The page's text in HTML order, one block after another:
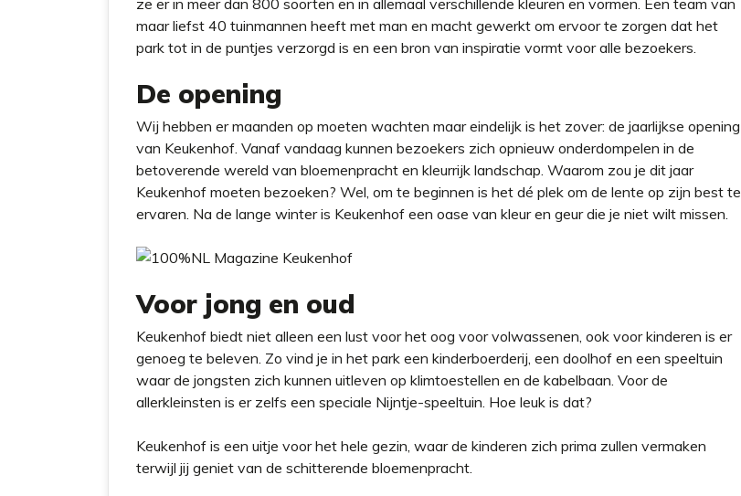
maar liefst 40 tuinmannen heeft met man en macht gewerkt om ervoor te zorgen dat het
park tot in de puntjes verzorgd is en een bron van inspiratie vormt voor alle bezoekers.
De opening
Wij hebben er maanden op moeten wachten maar eindelijk is het zover: de jaarlijkse opening
van Keukenhof. Vanaf vandaag kunnen bezoekers zich opnieuw onderdompelen in de
betoverende wereld van bloemenpracht en kleurrijk landschap. Waarom zou je dit jaar
Keukenhof moeten bezoeken? Wel, om te beginnen is het dé plek om de lente op zijn best te
ervaren. Na de lange winter is Keukenhof een oase van kleur en geur die je niet wilt missen.
Voor jong en oud
Keukenhof biedt niet alleen een lust voor het oog voor volwassenen, ook voor kinderen is er
genoeg te beleven. Zo vind je in het park een kinderboerderij, een doolhof en een speeltuin
waar de jongsten zich kunnen uitleven op klimtoestellen en de kabelbaan. Voor de
allerkleinsten is er zelfs een speciale Nijntje-speeltuin. Hoe leuk is dat?
Keukenhof is een uitje voor het hele gezin, waar de kinderen zich prima zullen vermaken
terwijl jij geniet van de schitterende bloemenpracht.